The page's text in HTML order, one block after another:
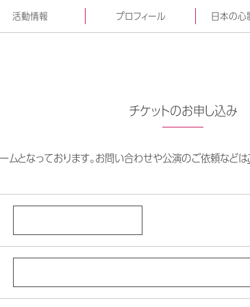
活動情報 プロフィール 日本の心
チケットのお申し込み
ムとなっております。お問い合わせや公演のご依頼などは